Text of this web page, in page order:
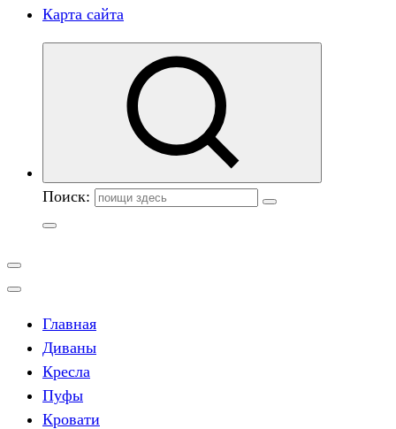
Карта сайта
Поиск:
Главная
Диваны
Кресла
Пуфы
Кровати